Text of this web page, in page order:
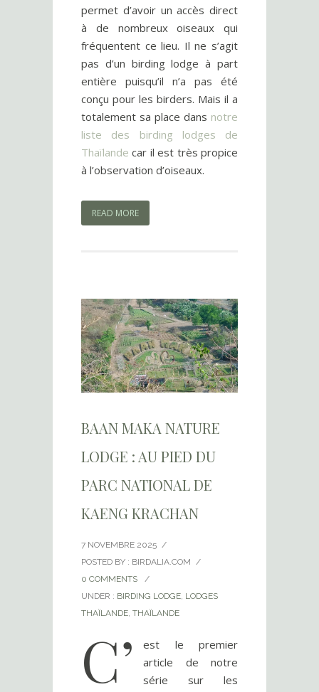
permet d’avoir un accès direct
à de nombreux oiseaux qui
fréquentent ce lieu. Il ne s’agit
pas d’un birding lodge à part
entière puisqu’il n’a pas été
conçu pour les birders. Mais il a
totalement sa place dans notre
liste des birding lodges de
Thaïlande car il est très propice
à l’observation d’oiseaux.
READ MORE
BAAN MAKA NATURE
LODGE : AU PIED DU
PARC NATIONAL DE
KAENG KRACHAN
7 NOVEMBRE 2025 /
POSTED BY : BIRDALIA.COM /
0 COMMENTS
/
UNDER : BIRDING LODGE, LODGES
THAÏLANDE, THAÏLANDE
C’
est le premier
article de notre
série sur les